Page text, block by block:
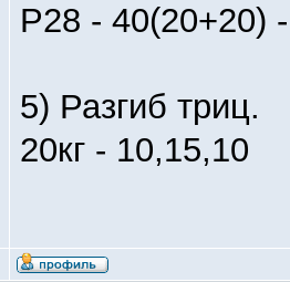
Р28 - 40(20+20)
5) Разгиб триц.
20кг - 10,15,10